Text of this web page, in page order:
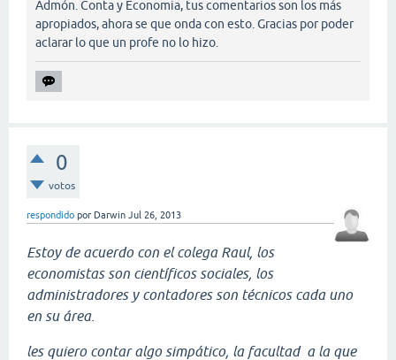
Admón. Conta y Economia, tus comentarios son los más
apropiados, ahora se que onda con esto. Gracias por poder
aclarar lo que un profe no lo hizo.
0
votos
respondido por Darwin Jul 26, 2013
Estoy de acuerdo con el colega Raul, los
economistas son científicos sociales, los
administradores y contadores son técnicos cada uno
en su área.
les quiero contar algo simpático, la facultad a la que